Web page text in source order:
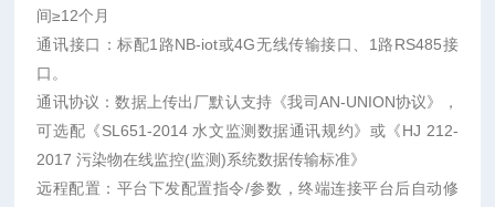
间≥12个月
通讯接口：标配1路NB-iot或4G无线传输接口、1路RS485接
口。
通讯协议：数据上传出厂默认支持《我司AN-UNION协议》，
可选配《SL651-2014 水文监测数据通讯规约》或《HJ 212-
2017 污染物在线监控(监测)系统数据传输标准》
远程配置：平台下发配置指令/参数，终端连接平台后自动修